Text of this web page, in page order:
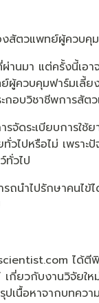
งสัตวแพทย์ผู้ควบคุ
านมา แต่ครั้งนี้เอ
ผู้ควบคุมฟาร์มเลี้
กอบวิชาชีพการสัต
จัดระเบียบการใ
วไปหรือไม่ เพราะ
ทั่วไป
ถนำไปรักษาคนไ
ได้ตี
ยวกับงานวิจัยให
เนื้อหาจากบทควา